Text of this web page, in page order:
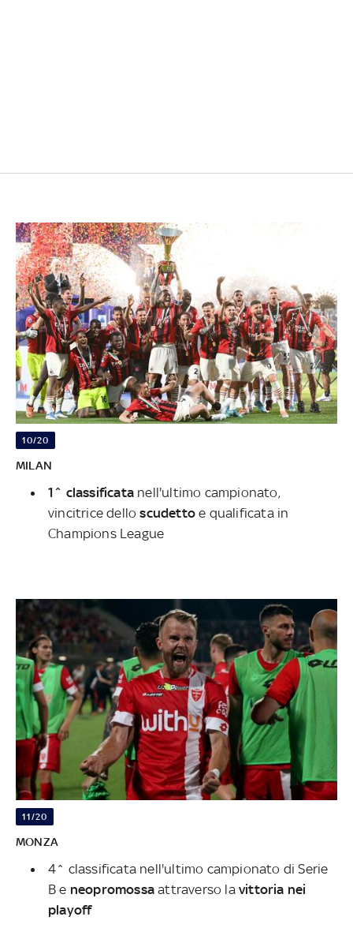
10/20
MILAN
1^ classificata nell'ultimo campionato,
vincitrice delloscudettoe qualificata in
Champions League
11/20
MONZA
4^ classificata nell'ultimo campionato di Serie
B e neopromossa attraverso lavittoria nei
playoff